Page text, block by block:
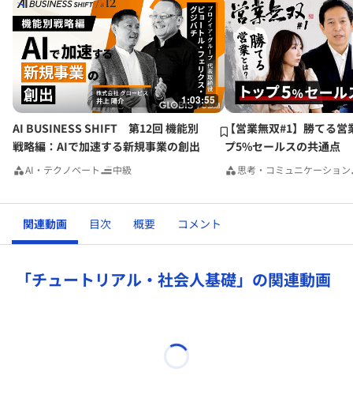
1:03:55
AI BUSINESS SHIFT 第12回 機能別
戦略編：AIで加速する新規事業の創出
AI・テクノベート 中級
【営業無双#1】勝てる営
プ5%セールスの共通点
思考・コミュニケーション
関連動画 目次 概要 コメント
「チュートリアル・社会人基礎」の関連動画